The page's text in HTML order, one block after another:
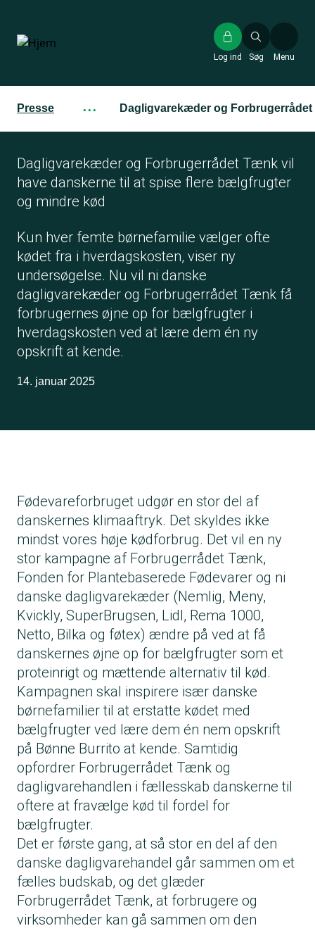
hovedindhold
Søg
Log ind Menu
Presse ··· Dagligvarekæder og
Dagligvarekæder og Forbrugerrådet Tænk vil
have danskerne til at spise flere bælgfrugter
og mindre kød
Kun hver femte børnefamilie vælger ofte
kødet fra i hverdagskosten, viser ny
undersøgelse. Nu vil ni danske
dagligvarekæder og Forbrugerrådet Tænk få
forbrugernes øjne op for bælgfrugter i
hverdagskosten ved at lære dem én ny
opskrift at kende.
14. januar 2025
Fødevareforbruget udgør en stor del af
danskernes klimaaftryk. Det skyldes ikke
mindst vores høje kødforbrug. Det vil en ny
stor kampagne af Forbrugerrådet Tænk,
Fonden for Plantebaserede Fødevarer og ni
danske dagligvarekæder (Nemlig, Meny,
Kvickly, SuperBrugsen, Lidl, Rema 1000,
Netto, Bilka og føtex) ændre på ved at få
danskernes øjne op for bælgfrugter som et
proteinrigt og mættende alternativ til kød.
Kampagnen skal inspirere især danske
børnefamilier til at erstatte kødet med
bælgfrugter ved lære dem én nem opskrift
på Bønne Burrito at kende. Samtidig
opfordrer Forbrugerrådet Tænk og
dagligvarehandlen i fællesskab danskerne til
oftere at fravælge kød til fordel for
bælgfrugter.
Det er første gang, at så stor en del af den
danske dagligvarehandel går sammen om et
fælles budskab, og det glæder
Forbrugerrådet Tænk, at forbrugere og
virksomheder kan gå sammen om den